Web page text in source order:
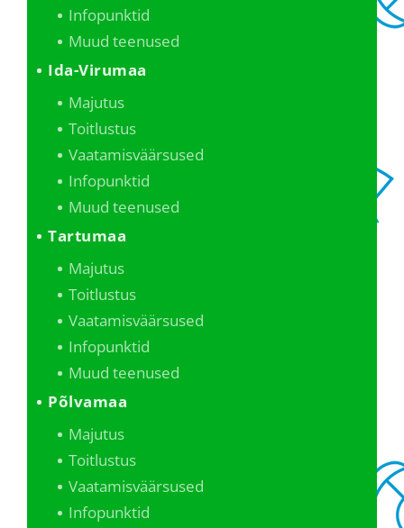
Infopunktid
Muud teenused
Ida-Virumaa
Majutus
Toitlustus
Vaatamisväärsused
Infopunktid
Muud teenused
Tartumaa
Majutus
Toitlustus
Vaatamisväärsused
Infopunktid
Muud teenused
Põlvamaa
Majutus
Toitlustus
Vaatamisväärsused
Infopunktid